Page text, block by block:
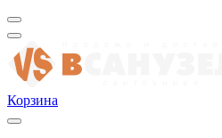
Корзина